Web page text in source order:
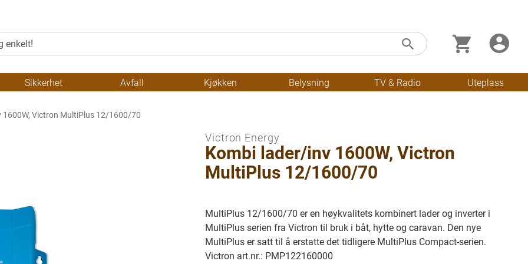
Søk Min
Skip
Sikkerhet Avfall Kjøkken Belysning TV & Radio Uteplass
1600W, Victron MultiPlus 12/1600/70
Victron Energy
Kombi lader/inv 1600W, Victron
MultiPlus 12/1600/70
MultiPlus 12/1600/70 er en høykvalitets kombinert lader og inverter i
MultiPlus serien fra Victron til bruk i båt, hytte og caravan. Den nye
MultiPlus er satt til å erstatte det tidligere MultiPlus Compact-serien.
Victron art.nr.: PMP122160000